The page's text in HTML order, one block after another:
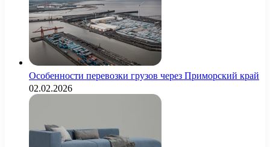
Особенности перевозки грузов через Приморский край
02.02.2026